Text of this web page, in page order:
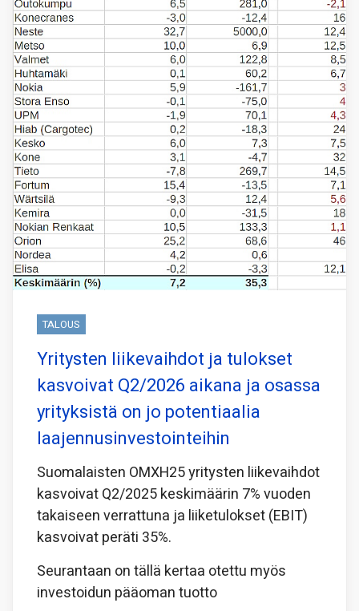
TALOUS
Yritysten liikevaihdot ja tulokset
kasvoivat Q2/2026 aikana ja osassa
yrityksistä on jo potentiaalia
laajennusinvestointeihin
Suomalaisten OMXH25 yritysten liikevaihdot
kasvoivat Q2/2025 keskimäärin 7% vuoden
takaiseen verrattuna ja liiketulokset (EBIT)
kasvoivat peräti 35%.
Seurantaan on tällä kertaa otettu myös
investoidun pääoman tuotto